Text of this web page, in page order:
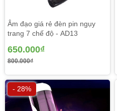
Âm đạo giá rẻ đèn pin ngụy
trang 7 chế độ - AD13
650.000₫
800.000₫
- 28%